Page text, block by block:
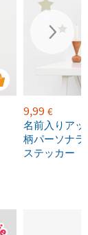
9,99 €
名前入りア
柄パーソナ
ステッカー